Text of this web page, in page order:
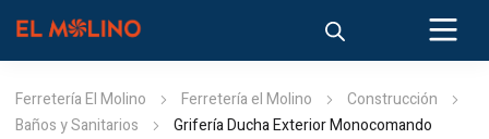
Ferretería El Molino Ferretería el Molino
Construcción
Baños y Sanitarios
Grifería Ducha Exterior Monocomando